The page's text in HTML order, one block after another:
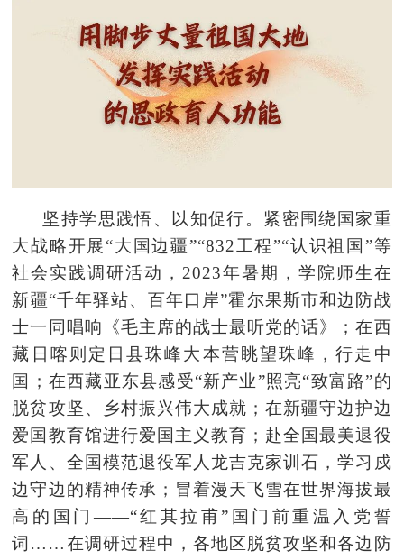
坚持学思践悟、以知促行。紧密围绕国家重
大战略开展“大国边疆”“832工程”“认识祖国”等
社会实践调研活动，2023年暑期，学院师生在
新疆“千年驿站、百年口岸”霍尔果斯市和边防战
士一同唱响《毛主席的战士最听党的话》；在西
藏日喀则定日县珠峰大本营眺望珠峰，行走中
国；在西藏亚东县感受“新产业”照亮“致富路”的
脱贫攻坚、乡村振兴伟大成就；在新疆守边护边
爱国教育馆进行爱国主义教育；赴全国最美退役
军人、全国模范退役军人龙吉克家训石，学习戍
边守边的精神传承；冒着漫天飞雪在世界海拔最
高的国门——“红其拉 甫”国门前重温入党誓
词……在调研过程中，各地区脱贫攻坚和各边防